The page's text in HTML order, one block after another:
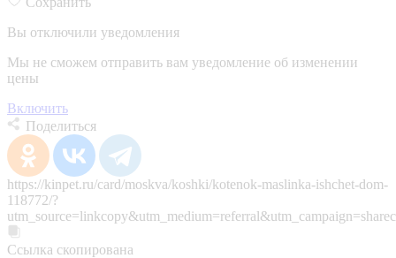
Вы отключили уведомления
Мы не сможем отправить вам уведомление об изменении
цены
Включить
Поделиться
https://kinpet.ru/card/moskva/koshki/kotenok-maslinka-ishchet-dom-
118772/?
Ссылка скопирована